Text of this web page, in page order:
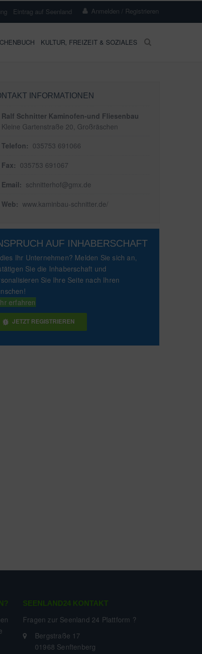
Anmelden / Registrieren
Eintrag auf Seenland
KULTUR, FREIZEIT & SOZIALES
INFORMATIONEN
Ralf Schnitter Kaminofen-und Fliesenbau
Kleine Gartenstraße 20, Großräschen
Telefon: 035753 691066
Fax: 035753 691067
Email: schnitterhof@gmx.de
Web: www.kaminbau-schnitter.de/
AUF INHABERSCHAFT
Ihr Unternehmen? Melden Sie sich an,
Sie die Inhaberschaft und
Sie Ihre Seite nach Ihren
erfahren
JETZT REGISTRIEREN
SEENLAND24 KONTAKT
Fragen zur Seenland 24 Plattform ?
Bergstraße 17
01968 Senftenberg